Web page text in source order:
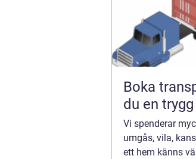
Boka transport så
du en
Vi spenderar
umgås, vila,
ett hem känns